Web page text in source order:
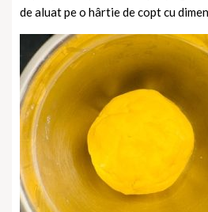
de aluat pe o hârtie de copt cu